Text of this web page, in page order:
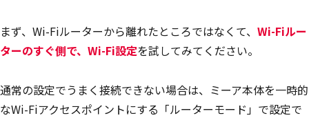
まず、Wi-Fiルーターから離れたところではなくて、 Wi-Fiルー
ターのすぐ側で、Wi-Fi設定を試してみてください。
通常の設定でうまく接続できない場合は、ミーア本体を一時的
なWi-Fiアクセスポイントにする「ルーターモード」で設定で